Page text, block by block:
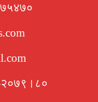
२०७९।८०